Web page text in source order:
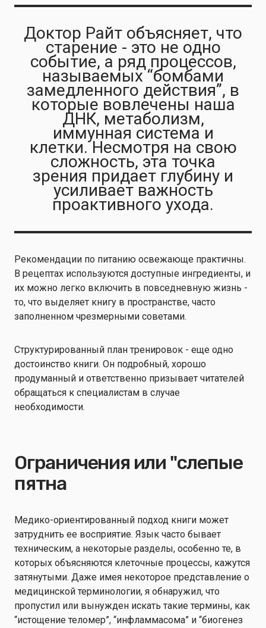
Доктор Райт объясняет, что
старение - это не одно
событие, а ряд процессов,
называемых “бомбами
замедленного действия”, в
которые вовлечены наша
ДНК, метаболизм,
иммунная система и
клетки. Несмотря на свою
сложность, эта точка
зрения придает глубину и
усиливает важность
проактивного ухода.
Рекомендации по питанию освежающе практичны.
В рецептах используются доступные ингредиенты, и
их можно легко включить в повседневную жизнь -
то, что выделяет книгу в пространстве, часто
заполненном чрезмерными советами.
Структурированный план тренировок - еще одно
достоинство книги. Он подробный, хорошо
продуманный и ответственно призывает читателей
обращаться к специалистам в случае
необходимости.
Ограничения или "слепые
пятна
Медико-ориентированный подход книги может
затруднить ее восприятие. Язык часто бывает
техническим, а некоторые разделы, особенно те, в
которых объясняются клеточные процессы, кажутся
затянутыми. Даже имея некоторое представление о
медицинской терминологии, я обнаружил, что
пропустил или вынужден искать такие термины, как
“истощение теломер”, “инфламмасома” и “биогенез